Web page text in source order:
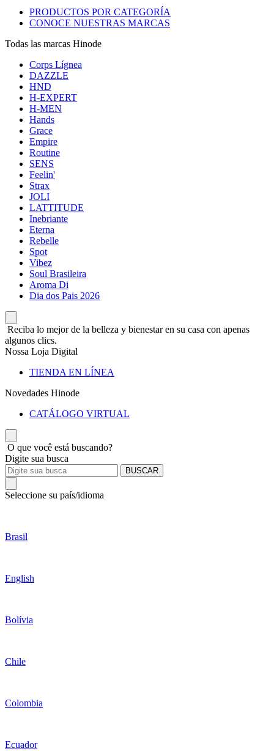
PRODUCTOS POR CATEGORÍA
CONOCE NUESTRAS MARCAS
Todas las marcas Hinode
Corps Lígnea
DAZZLE
HND
H-EXPERT
H-MEN
Hands
Grace
Empire
Routine
SENS
Feelin'
Strax
JOLI
LATTITUDE
Inebriante
Eterna
Rebelle
Spot
Vibez
Soul Brasileira
Aroma Di
Dia dos Pais 2026
Reciba lo mejor de la belleza y bienestar en su casa con apenas
algunos clics.
Nossa Loja Digital
TIENDA EN LÍNEA
Novedades Hinode
CATÁLOGO VIRTUAL
O que você está buscando?
Digite sua busca
BUSCAR
Seleccione su país/idioma
Brasil
English
Bolívia
Chile
Colombia
Ecuador